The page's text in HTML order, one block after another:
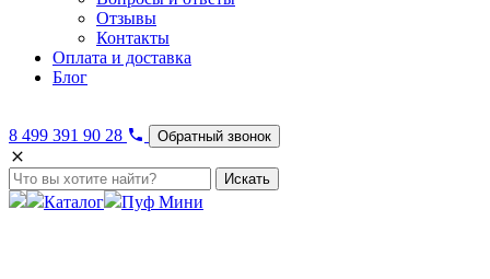
Отзывы
Контакты
Оплата и доставка
Блог
8 499 391 90 28 Обратный звонок
Искать
Каталог Пуф Мини